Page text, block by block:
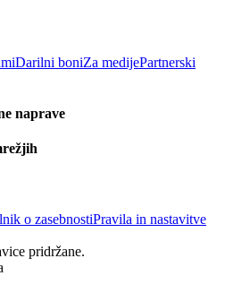
Darilni boniZa medijePartnerski
naprave
o zasebnostiPravila in nastavitve
pridržane.